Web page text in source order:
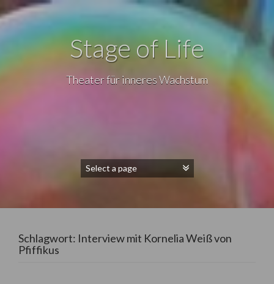
Stage of Life
Theater für inneres Wachstum
Schlagwort: Interview mit Kornelia Weiß von
Pfiffikus